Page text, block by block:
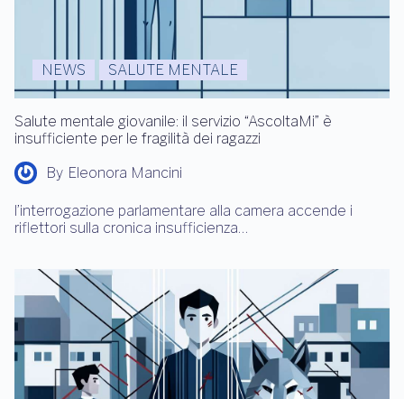
NEWS SALUTE MENTALE
Salute mentale giovanile: il servizio “AscoltaMi” è
insufficiente per le fragilità dei ragazzi
By Eleonora Mancini
l’interrogazione parlamentare alla camera accende i
riflettori sulla cronica insufficienza…